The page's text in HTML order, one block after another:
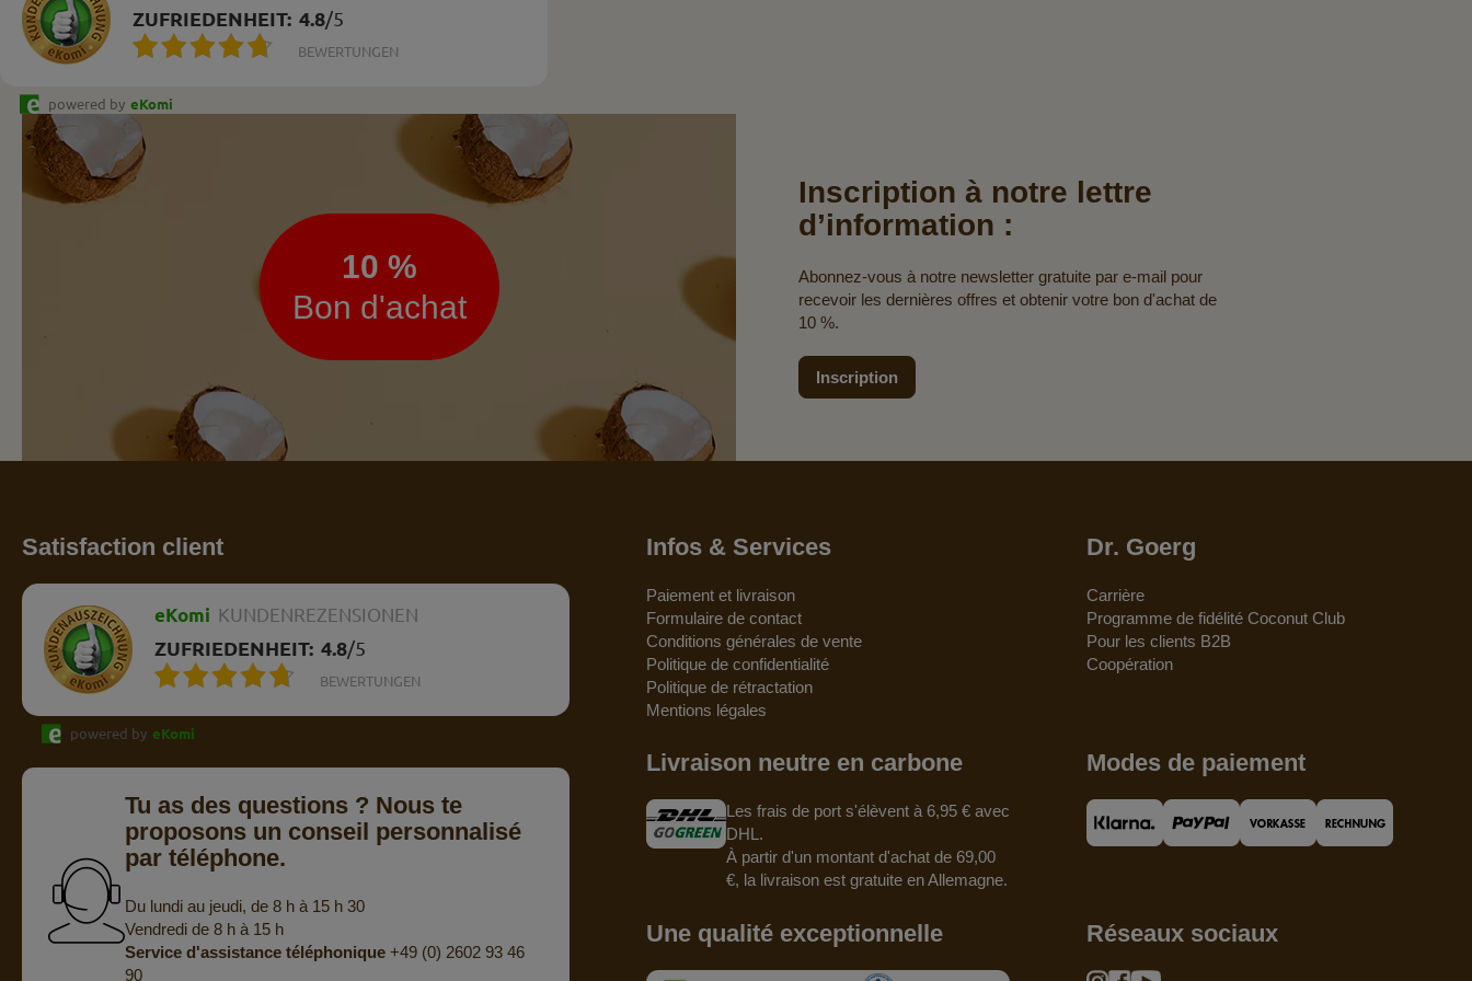
ZUFRIEDENHEIT: 4.8/5
BEWERTUNGEN
powered by eKomi
Lettre
d’information
10 %
Bon d'achat
Inscription à notre lettre
d’information :
Abonnez-vous à notre newsletter gratuite par e-mail pour
recevoir les dernières offres et obtenir votre bon d'achat de
10 %.
Inscription
Satisfaction client
eKomi KUNDENREZENSIONEN
ZUFRIEDENHEIT: 4.8/5
BEWERTUNGEN
powered by eKomi
Tu as des questions ? Nous te
proposons un conseil personnalisé
par téléphone.
Du lundi au jeudi, de 8 h à 15 h 30
Vendredi de 8 h à 15 h
Service d'assistance téléphonique+49 (0) 2602 93 46
90
Infos & Services
Paiement et livraison
Formulaire de contact
Conditions générales de vente
Politique de confidentialité
Politique de rétractation
Mentions légales
Dr. Goerg
Carrière
Programme de fidélité Coconut Club
Pour les clients B2B
Coopération
Livraison neutre en carbone
Les frais de port s'élèvent à 6,95 € avec
DHL.
À partir d'un montant d'achat de 69,00
€, la livraison est gratuite en Allemagne.
Modes de paiement
Une qualité exceptionnelle Réseaux sociaux